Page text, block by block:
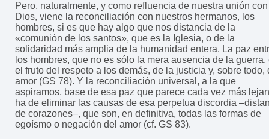
Pero, naturalmente, y como refluencia de nuestra unión con
Dios, viene la reconciliación con nuestros hermanos, los
hombres, si es que hay algo que nos distancia de la
«comunión de los santos», que es la Iglesia, o de la
solidaridad más amplia de la humanidad entera. La paz
los hombres, que no es sólo la mera ausencia de la guerra,
el fruto del respeto a los demás, de la justicia y, sobre todo,
amor (GS 78). Y la reconciliación universal, a la que
aspiramos, base de esa paz que parece cada vez más
ha de eliminar las causas de esa perpetua discordia
de corazones–, que son, en definitiva, todas las formas de
egoísmo o negación del amor (cf. GS 83).